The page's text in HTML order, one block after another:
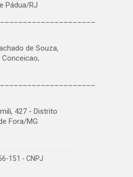
Pádua/RJ
de Souza,
Conceicao,
427 - Distrito
Fora/MG
151 - CNPJ